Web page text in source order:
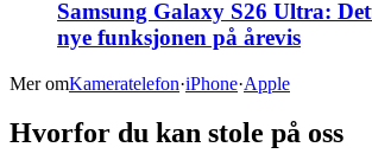
Samsung Galaxy S26 Ultra:
nye funksjonen på årevis
Mer omKameratelefon·iPhone·Apple
Hvorfor du kan stole på oss